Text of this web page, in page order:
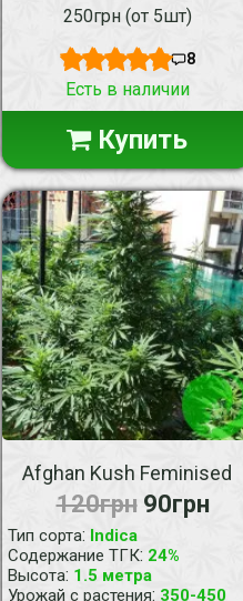
250грн (от 5шт)
8
Есть в наличии
Купить
Afghan Kush Feminised
120грн 90грн
Тип сорта: Indica
Содержание ТГК: 24%
Высота: 1.5 метра
Урожай с растения: 350-450